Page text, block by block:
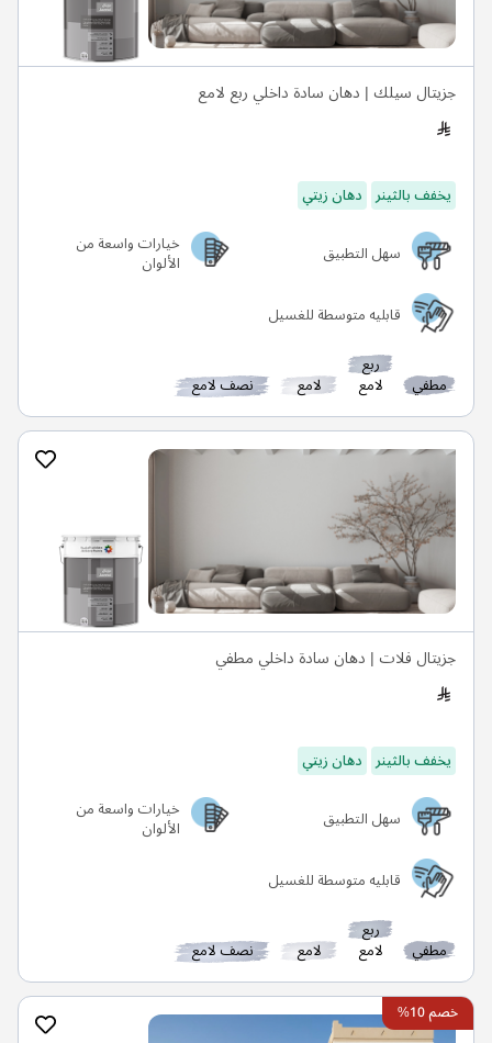
جزيتال سيلك | دهان سادة داخلي ربع لامع
يخفف بالثينر دهان زيتي
سهل التطبيق
خيارات واسعة من
الألوان
قابليه متوسطة للغسيل
مطفي
ربع
لامع لامع نصف لامع
جزيتال فلات | دهان سادة داخلي مطفي
يخفف بالثينر دهان زيتي
سهل التطبيق
خيارات واسعة من
الألوان
قابليه متوسطة للغسيل
مطفي
ربع
لامع لامع نصف لامع
خصم 10%